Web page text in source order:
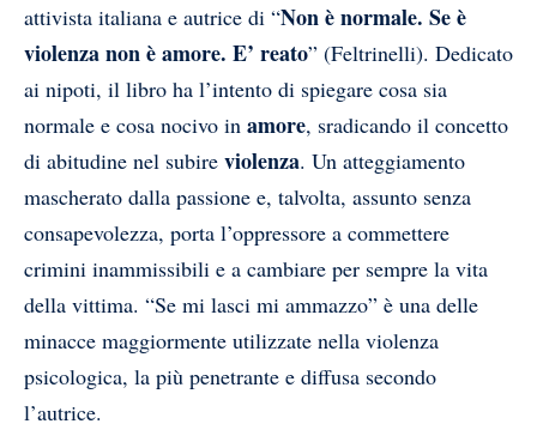
attivista italiana e autrice di “Non è normale. Se è
violenza non è amore. E’ reato” (Feltrinelli). Dedicato
ai nipoti, il libro ha l’intento di spiegare cosa sia
normale e cosa nocivo in amore, sradicando il concetto
di abitudine nel subire violenza. Un atteggiamento
mascherato dalla passione e, talvolta, assunto senza
consapevolezza, porta l’oppressore a commettere
crimini inammissibili e a cambiare per sempre la vita
della vittima. “Se mi lasci mi ammazzo” è una delle
minacce maggiormente utilizzate nella violenza
psicologica, la più penetrante e diffusa secondo
l’autrice.